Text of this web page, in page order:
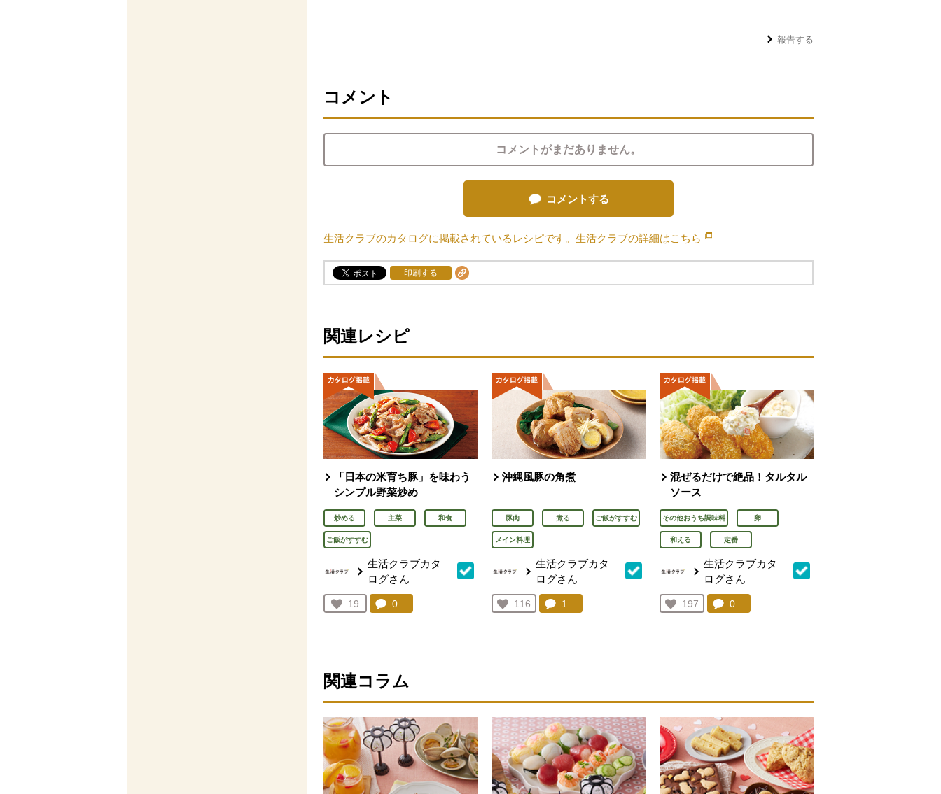
報告する
コメント
コメントがまだありません。
コメントする
生活クラブのカタログに掲載されているレシピです。生活クラブの詳細はこちら 別のウィンドウで開きます。
印刷する
関連レシピ
「日本の米育ち豚」を味わう
シンプル野菜炒め
炒める 主菜 和食
ご飯がすすむ
生活クラブカタ
ログさん
お気に入り登録：
19
人が登録
コメント：
0
沖縄風豚の角煮
豚肉 煮る ご飯がすすむ
メイン料理
生活クラブカタ
ログさん
お気に入り登録：
116
人が登録
コメント：
1
混ぜるだけで絶品！タルタル
ソース
その他おうち調味料 卵
和える 定番
生活クラブカタ
ログさん
お気に入り登録：
197
人が登録
コメント：
0件。コメントを見る。
関連コラム